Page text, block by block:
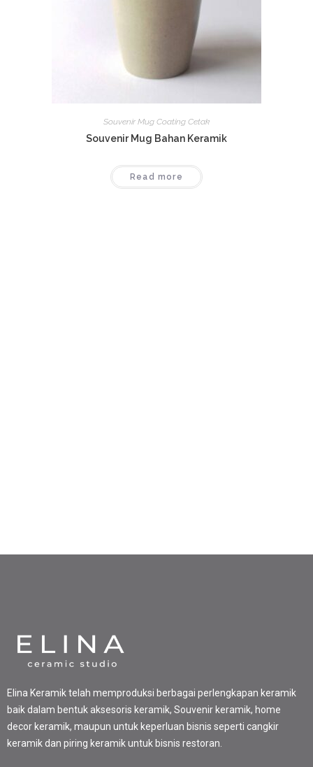
Souvenir Mug Coating Cetak
Souvenir Mug Bahan Keramik
Read more
Elina Keramik telah memproduksi berbagai perlengkapan keramik
baik dalam bentuk aksesoris keramik, Souvenir keramik, home
decor keramik, maupun untuk keperluan bisnis seperti cangkir
keramik dan piring keramik untuk bisnis restoran.